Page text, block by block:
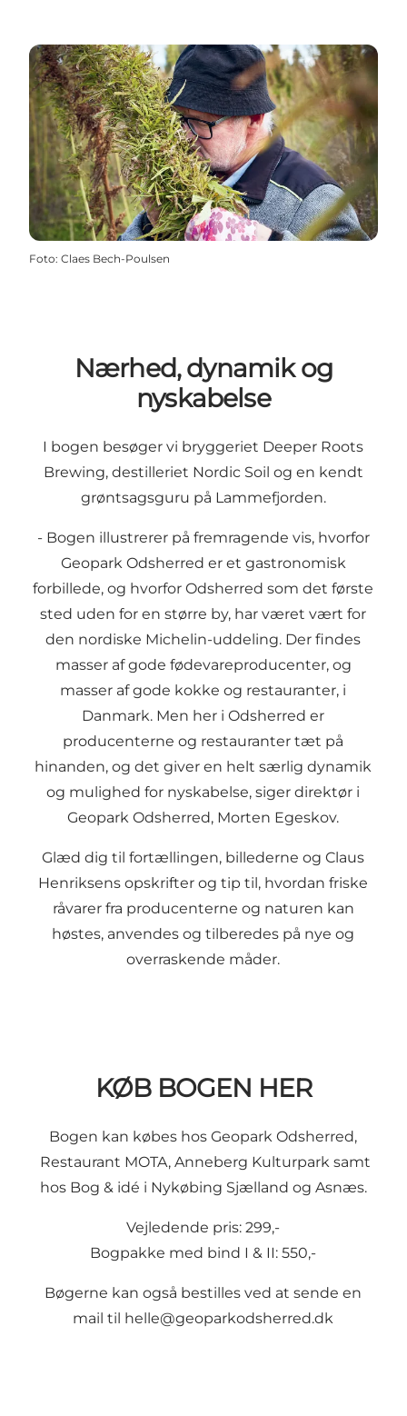
Foto: Claes Bech-Poulsen
Nærhed, dynamik og
nyskabelse
I bogen besøger vi bryggeriet Deeper Roots
Brewing, destilleriet Nordic Soil og en kendt
grøntsagsguru på Lammefjorden.
- Bogen illustrerer på fremragende vis, hvorfor
Geopark Odsherred er et gastronomisk
forbillede, og hvorfor Odsherred som det første
sted uden for en større by, har været vært for
den nordiske Michelin-uddeling. Der findes
masser af gode fødevareproducenter, og
masser af gode kokke og restauranter, i
Danmark. Men her i Odsherred er
producenterne og restauranter tæt på
hinanden, og det giver en helt særlig dynamik
og mulighed for nyskabelse, siger direktør i
Geopark Odsherred, Morten Egeskov.
Glæd dig til fortællingen, billederne og Claus
Henriksens opskrifter og tip til, hvordan friske
råvarer fra producenterne og naturen kan
høstes, anvendes og tilberedes på nye og
overraskende måder.
KØB BOGEN HER
Bogen kan købes hos Geopark Odsherred,
Restaurant MOTA, Anneberg Kulturpark samt
hos Bog & idé i Nykøbing Sjælland og Asnæs.
Vejledende pris: 299,-
Bogpakke med bind I & II: 550,-
Bøgerne kan også bestilles ved at sende en
mail til helle@geoparkodsherred.dk